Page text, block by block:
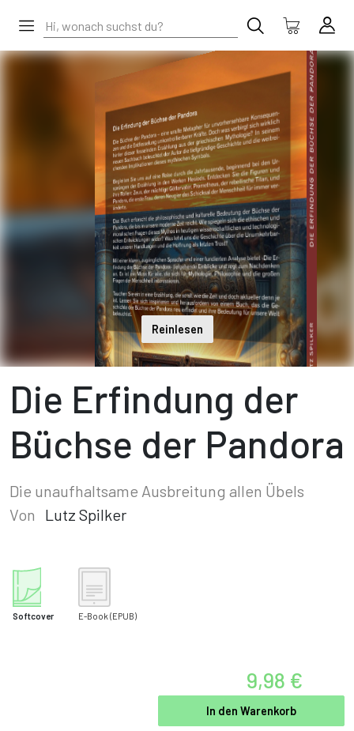
Reinlesen
Die Erfindung der
Büchse der Pandora
Die unaufhaltsame Ausbreitung allen Übels
Von
Lutz Spilker
Softcover E-Book (EPUB)
9,98 €
In den Warenkorb